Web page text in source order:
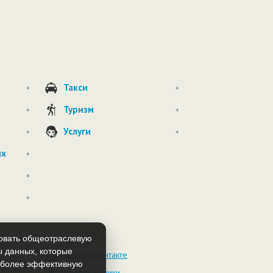
+
+
+
+
+
+
Такси +
Туризм +
Услуги +
общеотраслевую
данных, которые
эффективную
Группа ВКонтакте